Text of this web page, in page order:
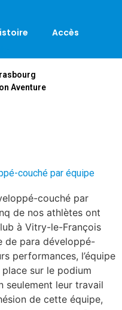
Accès
Aventure
couché par équipe
couché par
de nos athlètes ont
à Vitry-le-François
de para développé-
performances, l’équipe
sur le podium
seulement leur travail
de cette équipe,